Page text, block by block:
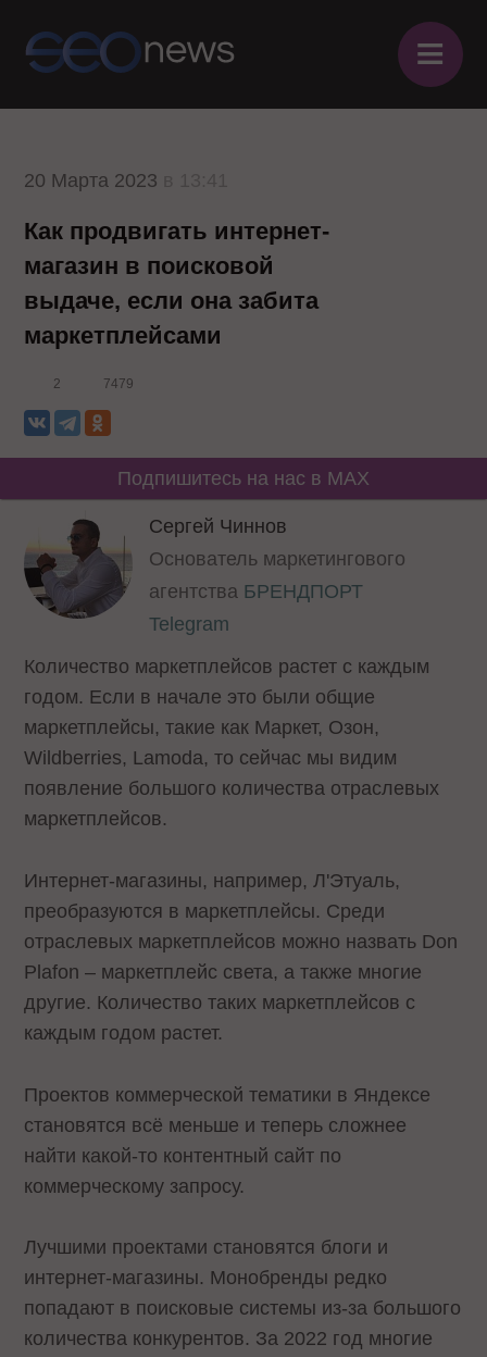
≡
20 Марта 2023
Как продвигать интернет-
магазин в поисковой
выдаче, если она забита
маркетплейсами
2 7479
Подпишитесь на нас в MAX
Сергей Чиннов
Основатель маркетингового
агентства БРЕНДПОРТ
Telegram
Количество маркетплейсов растет с каждым
годом. Если в начале это были общие
маркетплейсы, такие как Маркет, Озон,
Wildberries, Lamoda, то сейчас мы видим
появление большого количества отраслевых
маркетплейсов.
Интернет-магазины, например, Л'Этуаль,
преобразуются в маркетплейсы. Среди
отраслевых маркетплейсов можно назвать Don
Plafon – маркетплейс cвета, а также многие
другие. Количество таких маркетплейсов с
каждым годом растет.
Проектов коммерческой тематики в Яндексе
становятся всё меньше и теперь сложнее
найти какой-то контентный сайт по
коммерческому запросу.
Лучшими проектами становятся блоги и
интернет-магазины. Монобренды редко
попадают в поисковые системы из-за большого
количества конкурентов. За 2022 год многие